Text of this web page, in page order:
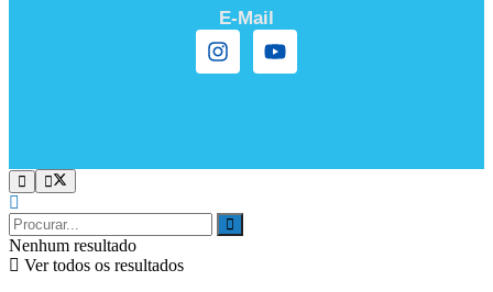
E-Mail
Nenhum resultado
Ver todos os resultados